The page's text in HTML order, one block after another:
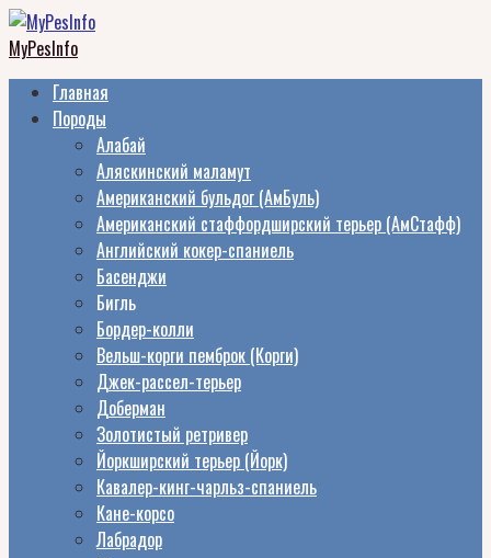
Перейти
к
контенту
MyPesInfo
Главная
Породы
Алабай
Аляскинский маламут
Американский бульдог (АмБуль)
Американский стаффордширский терьер (АмСтафф)
Английский кокер-спаниель
Басенджи
Бигль
Бордер-колли
Вельш-корги пемброк (Корги)
Джек-рассел-терьер
Доберман
Золотистый ретривер
Йоркширский терьер (Йорк)
Кавалер-кинг-чарльз-спаниель
Кане-корсо
Лабрадор